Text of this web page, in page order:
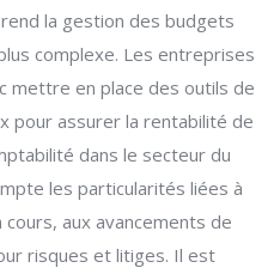
la gestion des budgets
complexe. Les entreprises
mettre en place des outils de
pour assurer la rentabilité de
dans le secteur du
les particularités liées à
aux avancements de
risques et litiges. Il est